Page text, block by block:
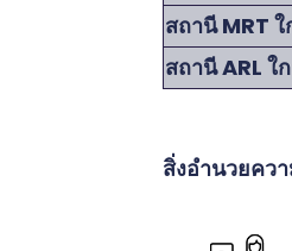
สถานี MRT
สถานี ARL ใ
สิ่งอำนวยคว